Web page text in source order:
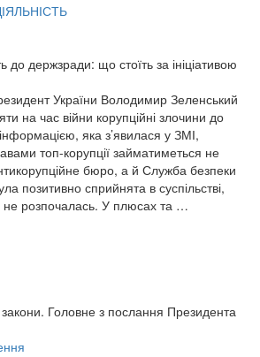
до держзради: що стоїть за ініціативою
України Володимир Зеленський
на час війни корупційні злочини до
яка з’явилася у ЗМІ,
топ-корупції займатиметься не
бюро, а й Служба безпеки
позитивно сприйнята в суспільстві,
і не розпочалась. У плюсах та …
закони. Головне з послання Президента